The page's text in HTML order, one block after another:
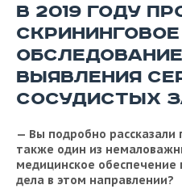
В 2019 ГОДУ
СКРИНИНГОВОЕ
ВЫЯВЛЕНИЯ
СОСУДИСТЫХ
— Вы подробно рассказали
также один из
медицинское обеспечение
дела в этом направлении?